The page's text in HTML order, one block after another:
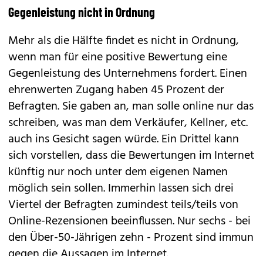
Gegenleistung nicht in Ordnung
Mehr als die Hälfte findet es nicht in Ordnung,
wenn man für eine positive Bewertung eine
Gegenleistung des Unternehmens fordert. Einen
ehrenwerten Zugang haben 45 Prozent der
Befragten. Sie gaben an, man solle online nur das
schreiben, was man dem Verkäufer, Kellner, etc.
auch ins Gesicht sagen würde. Ein Drittel kann
sich vorstellen, dass die Bewertungen im Internet
künftig nur noch unter dem eigenen Namen
möglich sein sollen. Immerhin lassen sich drei
Viertel der Befragten zumindest teils/teils von
Online-Rezensionen beeinflussen. Nur sechs - bei
den Über-50-Jährigen zehn - Prozent sind immun